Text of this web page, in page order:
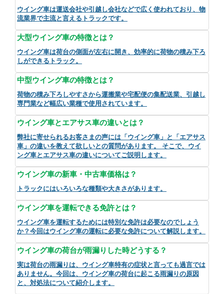
ウイング車は運送会社や引越し会社などで広く使われており、物
流業界で主流と言えるトラックです。
大型ウイング車の特徴とは？
ウイング車は荷台の側面が左右に開き、効率的に荷物の積み下ろ
しができるトラック。
中型ウイング車の特徴とは？
荷物の積み下ろしやすさから運搬業や宅配便の集配送業、引越し
専門業など幅広い業種で使用されています。
ウイング車とエアサス車の違いとは？
弊社に寄せられるお客さまの声には「ウイング車」と「エアサス
車」の違いを教えて欲しいとの質問があります。 そこで、ウイ
ング車とエアサス車の違いについてご説明します。
ウイング車の新車・中古車価格は？
トラックにはいろいろな種類や大きさがあります。
ウイング車を運転できる免許とは？
ウイング車を運転するためには特別な免許は必要なのでしょう
か？今回はウイング車の運転に必要な免許について解説します。
ウイング車の荷台が雨漏りした時どうする？
実は荷台の雨漏りは、ウイング車特有の症状と言っても過言では
ありません。今回は、ウイング車の荷台に起こる雨漏りの原因
と、対処法について紹介します。